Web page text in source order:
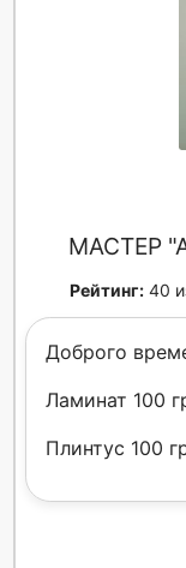
МАСТЕР
Рейтинг: 40
Доброго
Ламинат 100
Плинтус 100